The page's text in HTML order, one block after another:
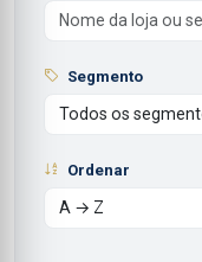
Segmento
Ordenar